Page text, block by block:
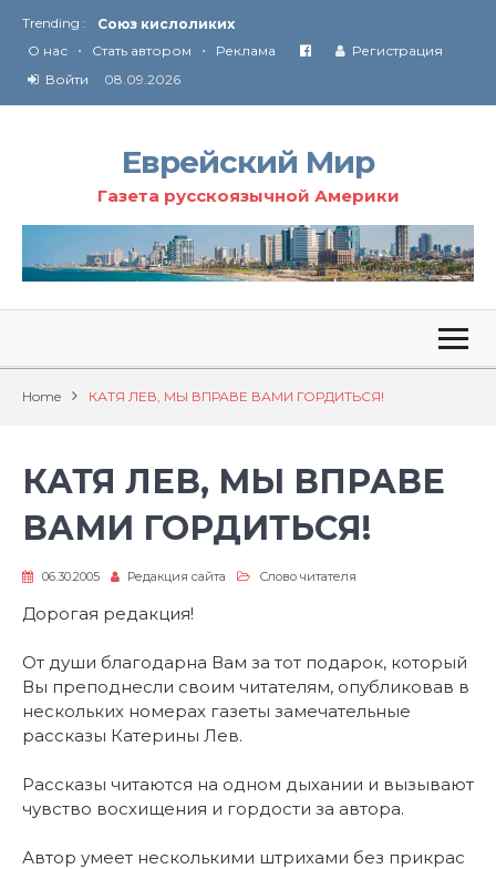
Trending :
Соглашение США с Ираном
Технология Революции в Иране
О нас • Стать автором • Реклама
Регистрация
Войти
08.09.2026
Еврейский Мир
Газета русскоязычной Америки
Home КАТЯ ЛЕВ, МЫ ВПРАВЕ ВАМИ ГОРДИТЬСЯ!
КАТЯ ЛЕВ, МЫ ВПРАВЕ
ВАМИ ГОРДИТЬСЯ!
06.30.2005 Редакция сайта Слово читателя
Дорогая редакция!
От души благодарна Вам за тот подарок, который
Вы преподнесли своим читателям, опубликовав в
нескольких номерах газеты замечательные
рассказы Катерины Лев.
Рассказы читаются на одном дыхании и вызывают
чувство восхищения и гордости за автора.
Автор умеет несколькими штрихами без прикрас